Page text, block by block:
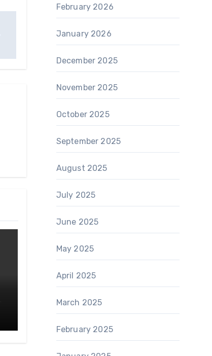
February 2026
January 2026
December 2025
November 2025
October 2025
September 2025
August 2025
July 2025
June 2025
May 2025
April 2025
March 2025
February 2025